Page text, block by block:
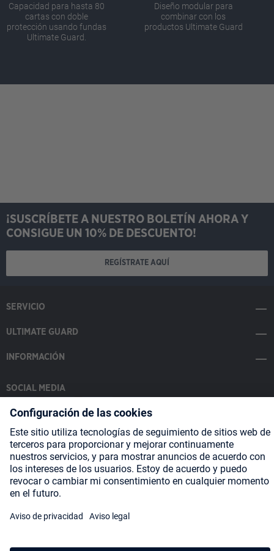
Capacidad para hasta 80
cartas con doble
protección usando fundas
Ultimate Guard.
Diseño modular para
combinar con los
productos Ultimate Guard
¡SUSCRÍBETE A NUESTRO BOLETÍN AHORA Y
CONSIGUE UN 10% DE DESCUENTO!
REGÍSTRATE AQUÍ
SERVICIO
ULTIMATE GUARD
INFORMACIÓN
SOCIAL MEDIA
Payment Methods
Shipping
About us Blog Partners